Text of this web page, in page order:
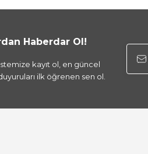
Haberdar Ol!
kayıt ol, en güncel
ilk öğrenen sen ol.